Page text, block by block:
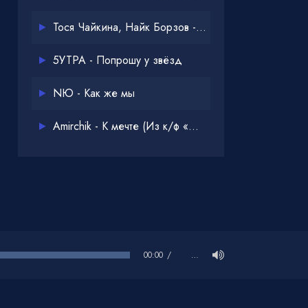
Тося Чайкина, Найк Борзов - Опять
5УТРА - Попрошу у звёзд
NЮ - Как же мы
Amirchik - К мечте (Из к/ф «Одна дома 3»)
00:00 …